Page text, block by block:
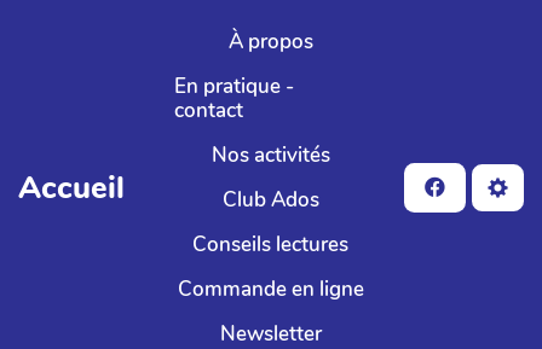
Aller au contenu principal
Accueil
À propos
En pratique -
contact
Nos activités
Club Ados
Conseils lectures
Commande en ligne
Newsletter